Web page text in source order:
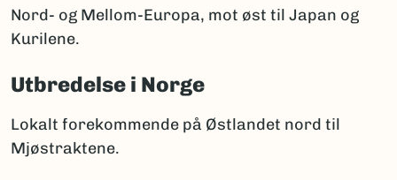
Nord- og Mellom-Europa, mot øst til Japan og
Kurilene.
Utbredelse i Norge
Lokalt forekommende på Østlandet nord til
Mjøstraktene.